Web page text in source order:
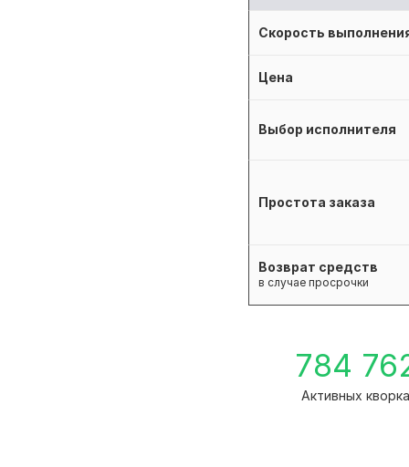
Скорость
Цена
Выбор исполнителя
Простота заказа
Возврат средств
в случае просрочки
784
Активных